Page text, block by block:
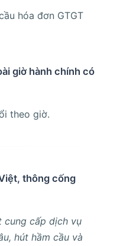
hóa đơn GTGT
giờ hành chính có
theo giờ.
thông cống
cung cấp dịch vụ
hút hầm cầu và